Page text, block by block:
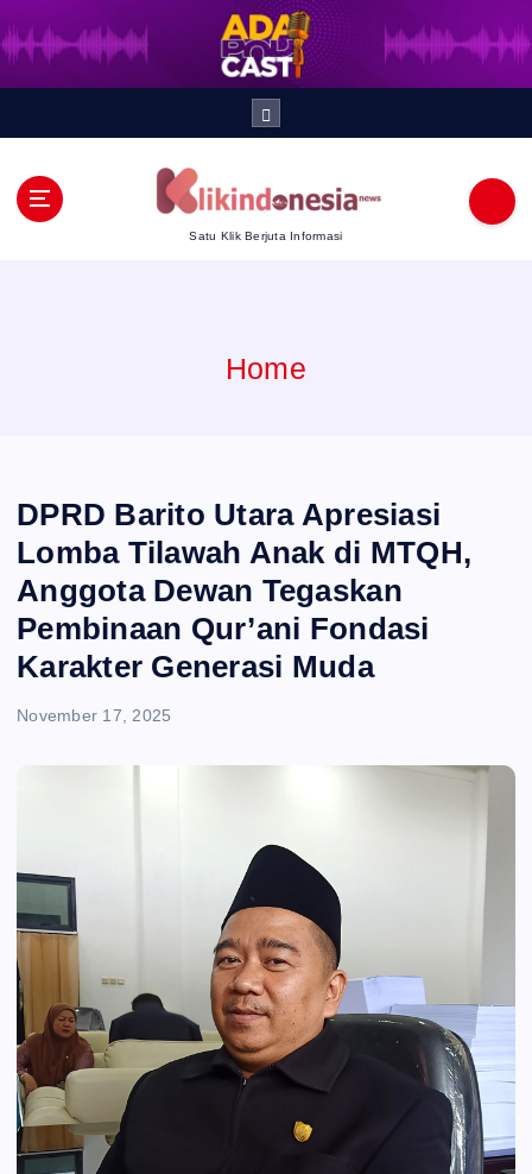
S
i
Satu Klik Berjuta Informasi
Home
DPRD Barito Utara Apresiasi
Lomba Tilawah Anak di MTQH,
Anggota Dewan Tegaskan
Pembinaan Qur’ani Fondasi
Karakter Generasi Muda
November 17, 2025